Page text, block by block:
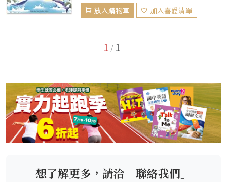
放入購物車 加入喜愛清單
1 / 1
想了解更多，請洽「聯絡我們」